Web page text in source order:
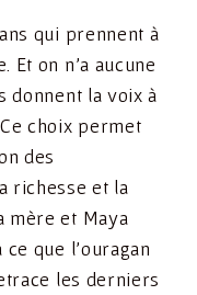
qui prennent à
Et on n’a aucune
donnent la voix à
choix permet
des
richesse et la
mère et Maya
que l’ouragan
les derniers